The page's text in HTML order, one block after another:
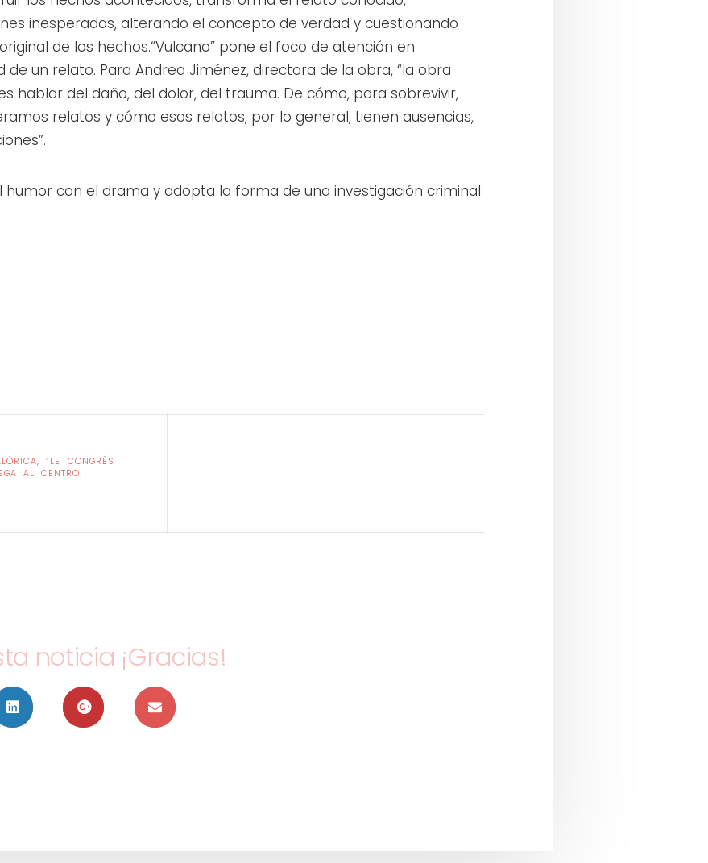
inesperadas, alterando el concepto de verdad y cuestionando
de los hechos.“Vulcano” pone el foco de atención en
un relato. Para Andrea Jiménez, directora de la obra, “la obra
hablar del daño, del dolor, del trauma. De cómo, para sobrevivir,
relatos y cómo esos relatos, por lo general, tienen ausencias,
humor con el drama y adopta la forma de una investigación criminal.
“LE CONGRÈS
AL CENTRO
noticia ¡Gracias!